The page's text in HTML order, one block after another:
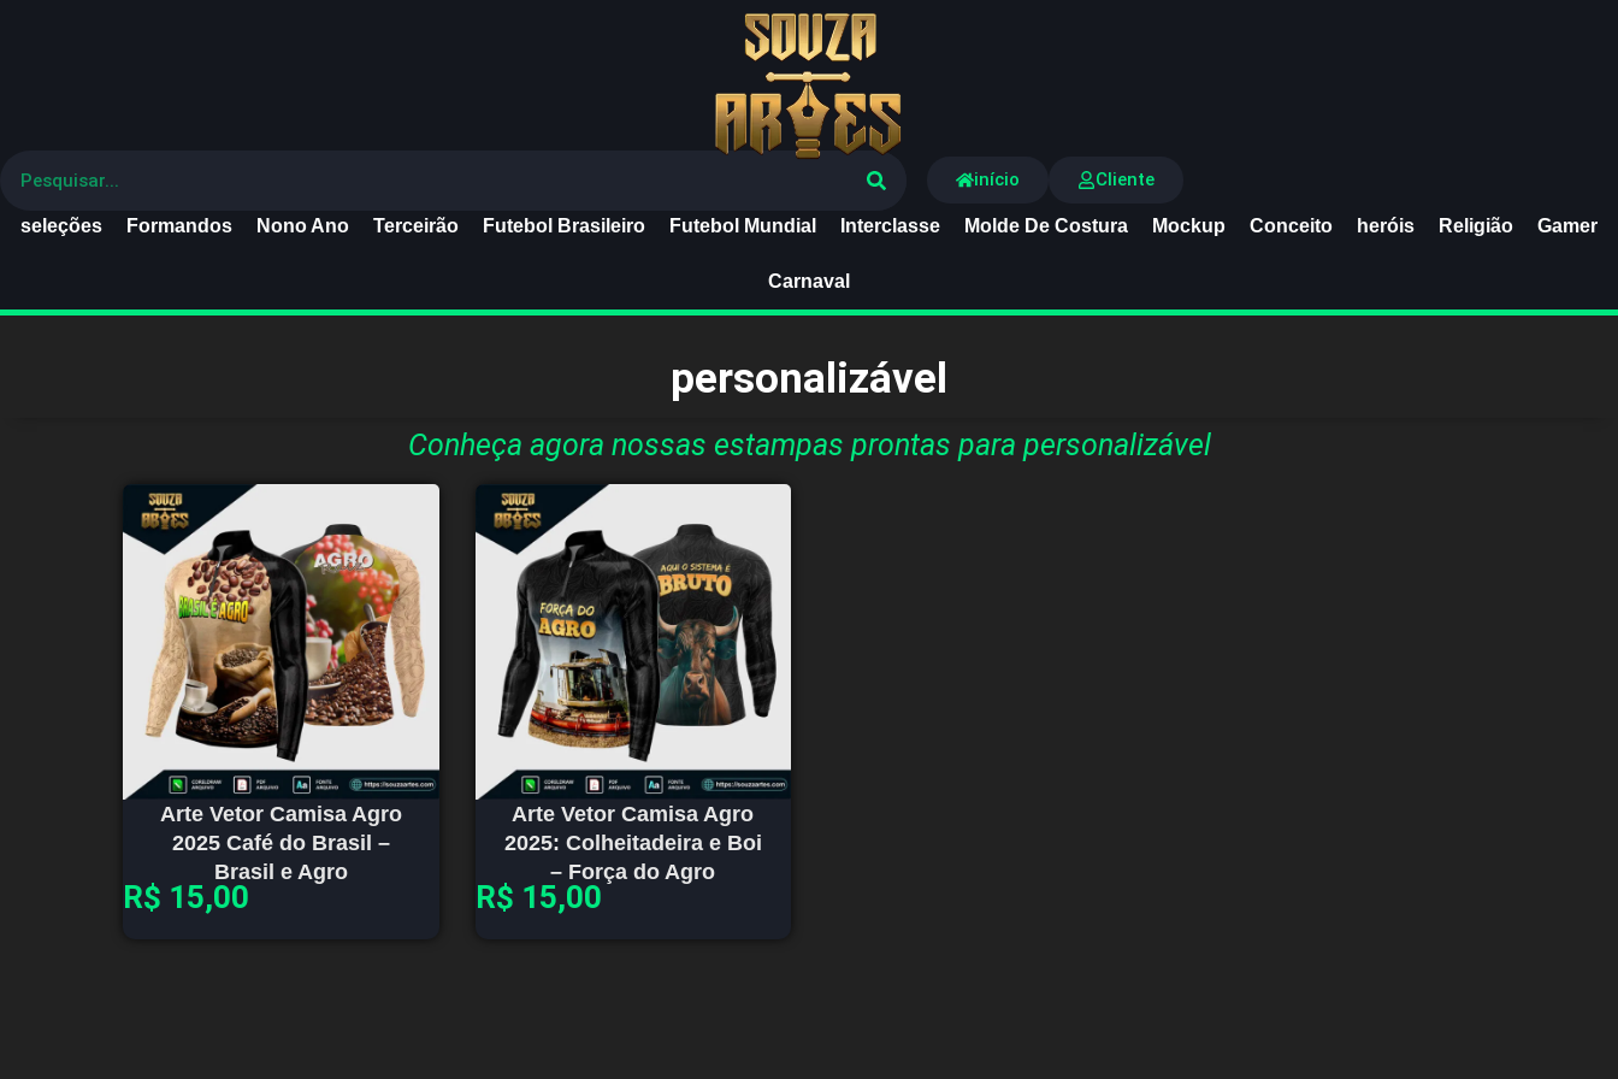
seleções Formandos Nono Ano Terceirão Futebol Brasileiro Futebol Mundial Interclasse Molde De Costura Mockup Conceito heróis Religião Gamer
Carnaval
início Cliente
personalizável
Conheça agora nossas estampas prontas para personalizável
Arte Vetor Camisa Agro
2025 Café do Brasil –
Brasil e Agro
R$ 15,00
Arte Vetor Camisa Agro
2025: Colheitadeira e Boi
– Força do Agro
R$ 15,00